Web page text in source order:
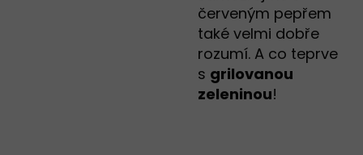
červeným pepřem
také velmi dobře
rozumí. A co teprve
s grilovanou
zeleninou!